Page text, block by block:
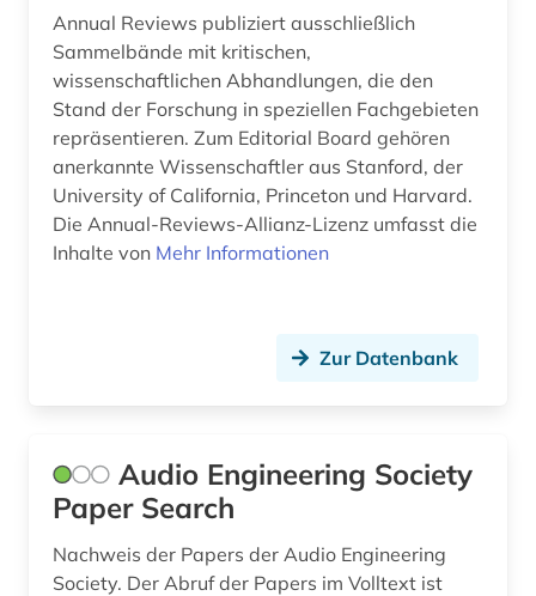
informationstechnologie (1)
ingenieurwissenschaften (3)
institute of electrical and electronics engineers
(1)
intelligente systeme (1)
karriere (1)
kernphysik (1)
Annual Reviews publiziert ausschließlich
Sammelbände mit kritischen,
wissenschaftlichen Abhandlungen, die den
Stand der Forschung in speziellen Fachgebieten
repräsentieren. Zum Editorial Board gehören
anerkannte Wissenschaftler aus Stanford, der
University of California, Princeton und Harvard.
Die Annual-Reviews-Allianz-Lizenz umfasst die
Inhalte von Mehr Informationen
Zur Datenbank
Audio Engineering Society
Paper Search
Nachweis der Papers der Audio Engineering
Society. Der Abruf der Papers im Volltext ist